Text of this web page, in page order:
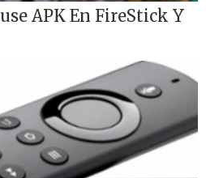
APK En FireStick Y